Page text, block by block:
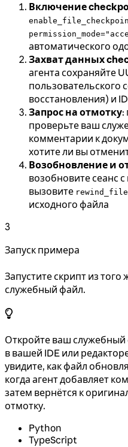
Включение
автоматического
Захват данных
агента сохраняйте
пользовательского
восстановления) и
Запрос на отмотку:
проверьте ваш
комментарии к
хотите ли вы
Возобновление и
возобновите сеанс
вызовите
исходного файла
3
Запуск примера
Запустите скрипт из того
служебный файл.
Откройте ваш служебный
в вашей IDE или
увидите, как файл
когда агент добавляет
затем вернётся к
отмотку.
Python
TypeScript